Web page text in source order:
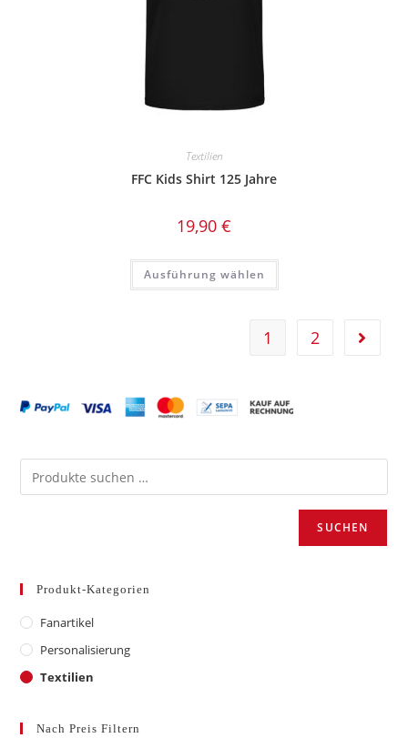
Textilien
FFC Kids Shirt 125 Jahre
19,90 €
Ausführung wählen
Dieses
weist
Produktseite
gewählt
1 2
SUCHEN
Produkt-Kategorien
Fanartikel
Personalisierung
Textilien
Nach Preis Filtern